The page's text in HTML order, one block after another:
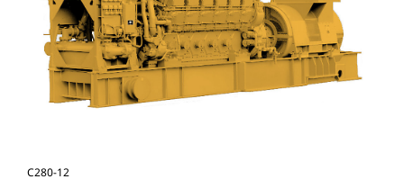
C280-12